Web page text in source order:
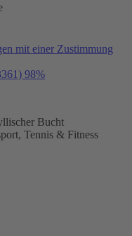
mit einer Zustimmung
98%
Bucht
Tennis & Fitness